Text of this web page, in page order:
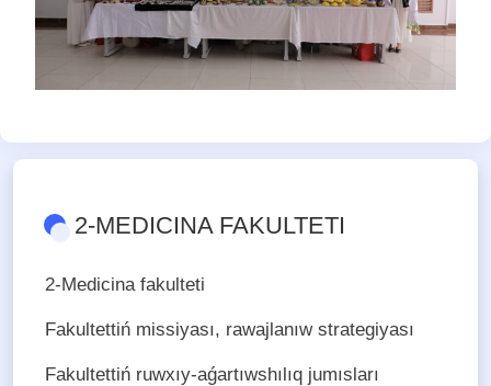
2-MEDICINA FAKULTETI
2-Medicina fakulteti
Fakultettiń missiyası, rawajlanıw strategiyası
Fakultettiń ruwxıy-aǵartıwshılıq jumısları